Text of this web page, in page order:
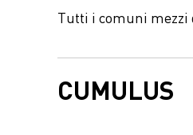
Tutti i comuni
CUMULUS